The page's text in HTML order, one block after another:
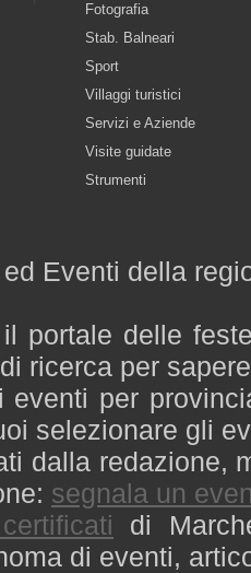
Fotografia
Stab. Balneari
Sport
Villaggi turistici
Servizi e Aziende
Visite guidate
Strumenti
Eventi della
portale delle
ricerca per
eventi per
selezionare gli
dalla redazione,
segnala un
di
di eventi,